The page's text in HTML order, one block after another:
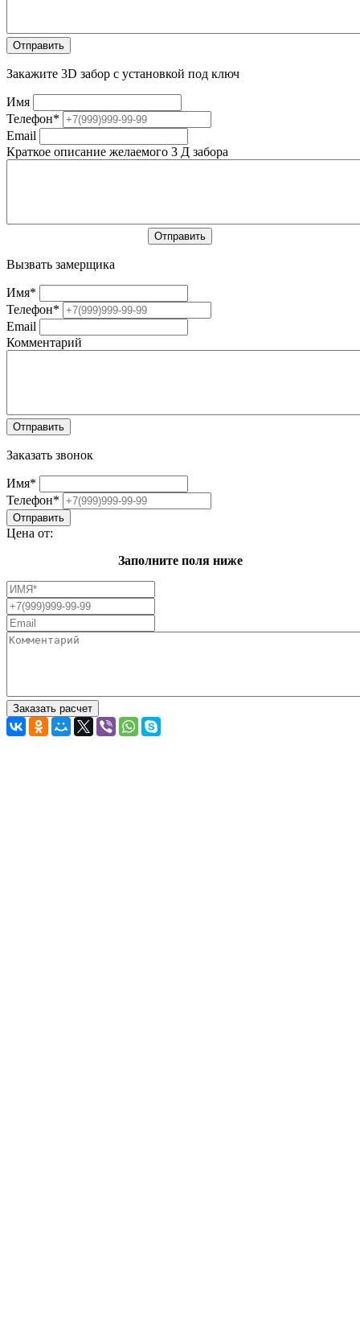
Закажите 3D забор с установкой под ключ
Имя
Телефон*
Email
Краткое описание желаемого 3 Д забора
Вызвать замерщика
Имя*
Телефон*
Email
Комментарий
Заказать звонок
Имя*
Телефон*
Цена от:
Заполните поля ниже